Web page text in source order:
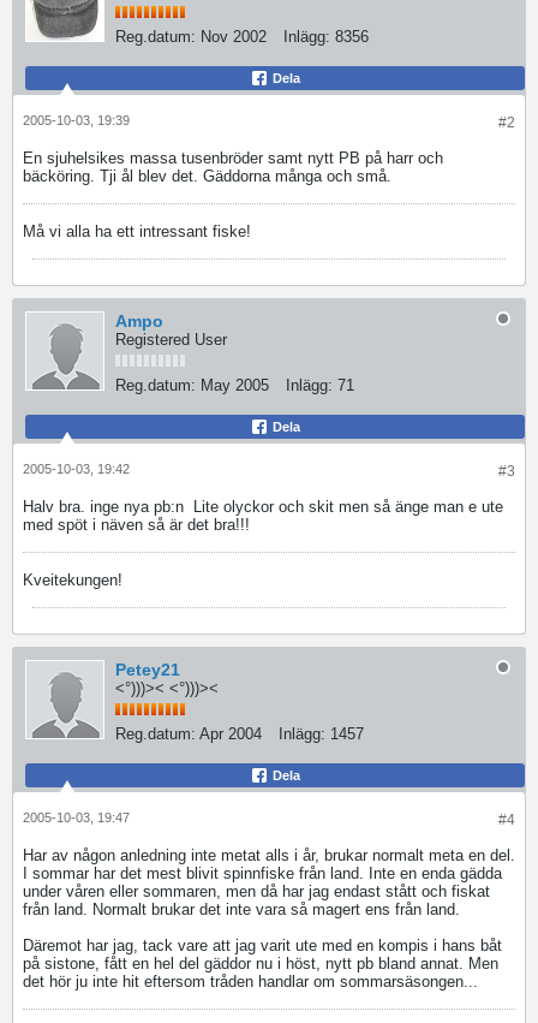
Reg.datum: Nov 2002 Inlägg: 8356
Dela
#2
2005-10-03, 19:39
En sjuhelsikes massa tusenbröder samt nytt PB på harr och
bäcköring. Tji ål blev det. Gäddorna många och små.
Må vi alla ha ett intressant fiske!
Ampo
Registered User
Reg.datum: May 2005 Inlägg: 71
Dela
#3
2005-10-03, 19:42
Halv bra. inge nya pb:n
Lite olyckor och skit men så änge man e ute
med spöt i näven så är det bra!!!
Kveitekungen!
Petey21
<°)))>< <°)))><
Reg.datum: Apr 2004 Inlägg: 1457
Dela
#4
2005-10-03, 19:47
Har av någon anledning inte metat alls i år, brukar normalt meta en del.
I sommar har det mest blivit spinnfiske från land. Inte en enda gädda
under våren eller sommaren, men då har jag endast stått och fiskat
från land. Normalt brukar det inte vara så magert ens från land.
Däremot har jag, tack vare att jag varit ute med en kompis i hans båt
på sistone, fått en hel del gäddor nu i höst, nytt pb bland annat. Men
det hör ju inte hit eftersom tråden handlar om sommarsäsongen...